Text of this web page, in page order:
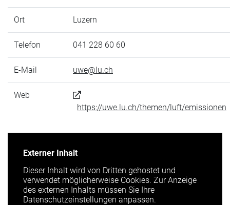
Ort Luzern
Telefon 041 228 60 60
E-Mail uwe@lu.ch
Web
https://uwe.lu.ch/themen/luft/emissionen
Externer Inhalt
Dieser Inhalt wird von Dritten gehostet und
verwendet möglicherweise Cookies. Zur Anzeige
des externen Inhalts müssen Sie Ihre
Datenschutzeinstellungen anpassen.